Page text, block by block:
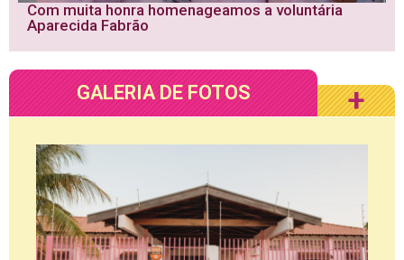
Com muita honra homenageamos a voluntária
Aparecida Fabrão
GALERIA DE FOTOS +